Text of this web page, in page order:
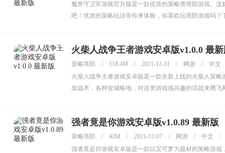
魔兽守卫军游戏官方版是一款优质的策略类塔防游戏。
吧！优质的策略玩法等你来体验，你喜欢玩塔防游戏吗
火柴人战争王者游戏安卓版v1.0.0 最
策略塔防 / 118.4M / 2021-12-31 / 网游 /
中文
火柴人战争王者游戏安卓版是一款全新上线的火柴人策
发战术，各种攻城略地，对这类游戏感兴趣的话就来腾飞
强者竟是你游戏安卓版v1.0.89 最新版
策略塔防 / 42M / 2021-12-07 / 网游 / 中文
/
强者竟是你游戏安卓版是一款以宝可梦为题材的策略游